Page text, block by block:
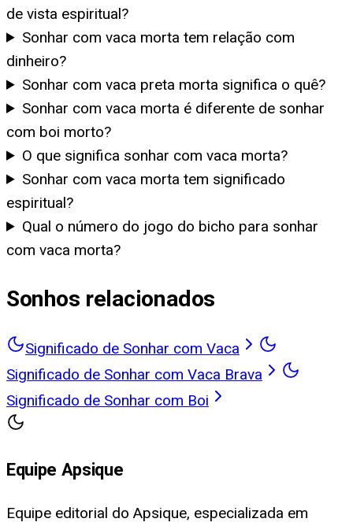
de vista espiritual?
Sonhar com vaca morta tem relação com
dinheiro?
Sonhar com vaca preta morta significa o quê?
Sonhar com vaca morta é diferente de sonhar
com boi morto?
O que significa sonhar com vaca morta?
Sonhar com vaca morta tem significado
espiritual?
Qual o número do jogo do bicho para sonhar
com vaca morta?
Sonhos relacionados
Significado de Sonhar com Vaca
Significado de Sonhar com Vaca Brava
Significado de Sonhar com Boi
Equipe Apsique
Equipe editorial do Apsique, especializada em